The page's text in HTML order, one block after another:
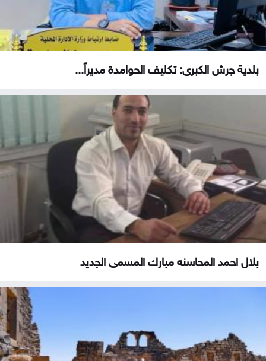
بلدية جرش الكبرى: تكليف الحوامدة مديراً...
بلال احمد المحاسنه مبارك المسمى الجديد